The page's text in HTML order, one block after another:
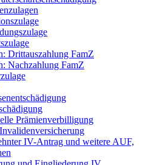
Drittauszahlung FamZ
Nachzahlung FamZ
Prämienverbilligung
IV-Antrag und weitere AUF,